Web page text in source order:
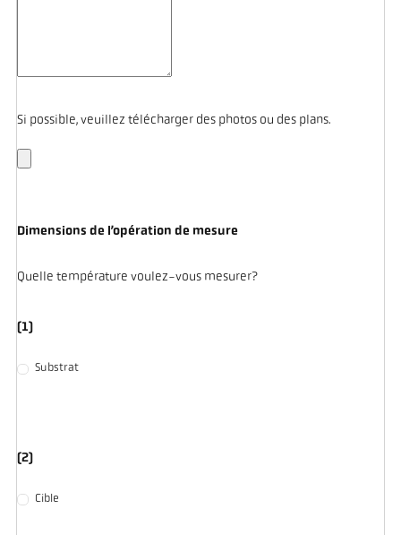
Si possible, veuillez télécharger des photos ou des plans.
Dimensions de l’opération de mesure
Quelle température voulez-vous mesurer?
(1)
Substrat
(2)
Cible